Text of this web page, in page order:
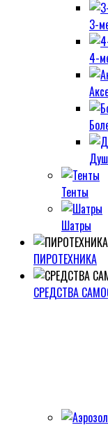
3-
4-
Тенты
Шатры
ПИРОТЕХНИКА
СРЕДСТВА